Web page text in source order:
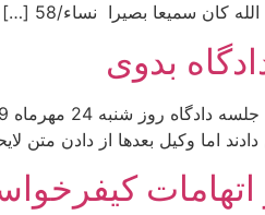
کان سمیعا بصیرا نساء/58 […]
بدوی
اما وکیل بعدها از دادن متن
اتهامات